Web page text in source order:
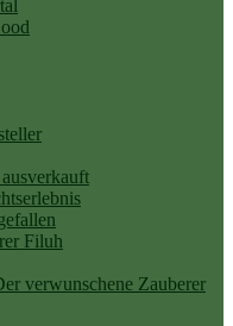
Filuh
verwunschene Zauberer